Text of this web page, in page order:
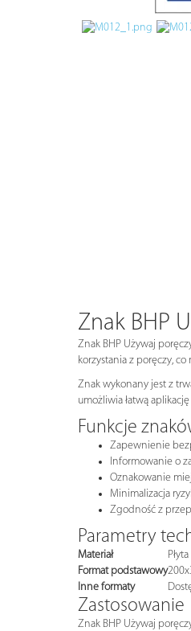
Znak BHP
Znak BHP Używaj
korzystania z poręczy,
Znak wykonany jest z
umożliwia łatwą
Funkcje
Zapewnienie
Informowanie o
Oznakowanie
Minimalizacja
Zgodność z
Parametry
Materiał
Format podstawowy
Inne formaty
Zastosowanie
Znak BHP Używaj